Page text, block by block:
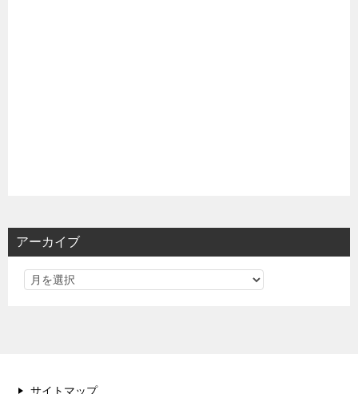
アーカイブ
サイトマップ